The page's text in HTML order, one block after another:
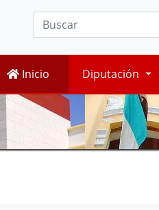
Inicio Diputación